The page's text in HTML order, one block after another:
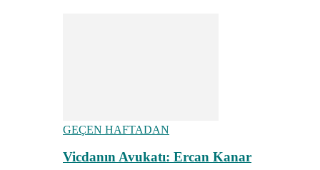
GEÇEN HAFTADAN
Vicdanın Avukatı: Ercan Kanar